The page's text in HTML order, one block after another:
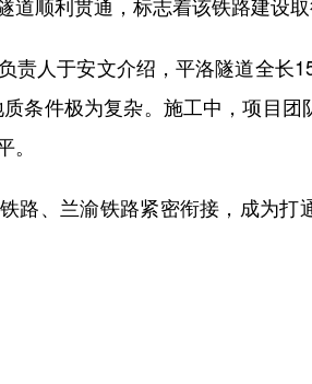
人于安文介绍，平洛隧道全长
条件极为复杂。施工中，项目
、兰渝铁路紧密衔接，成为打